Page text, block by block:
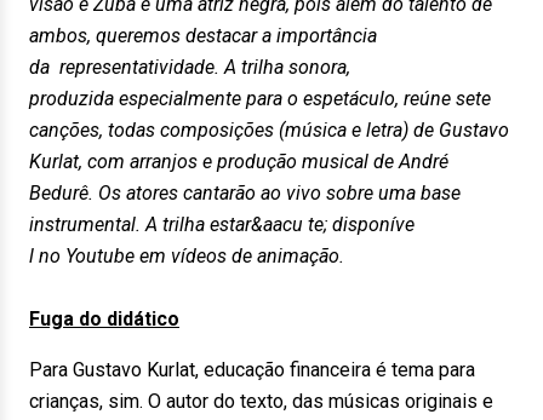
ambos, queremos destacar a importância
da representatividade. A trilha sonora,
produzida especialmente para o espetáculo, reúne sete
canções, todas composições (música e letra) de Gustavo
Kurlat, com arranjos e produção musical de André
Bedurê. Os atores cantarão ao vivo sobre uma base
instrumental. A trilha estar&aacu te; disponíve
l no Youtube em vídeos de animação.
Fuga do didático
Para Gustavo Kurlat, educação financeira é tema para
crianças, sim. O autor do texto, das músicas originais e